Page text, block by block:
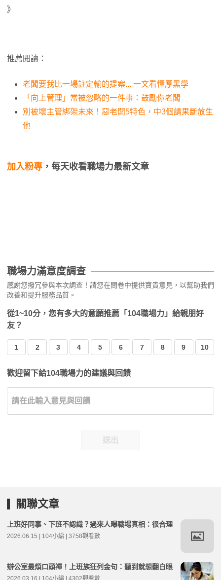
》
推薦閱讀：
老闆要我比一場註定輸的提案... 一文看懂厚黑學
「向上管理」常被忽略的一件事：鼓勵你老闆
別被壞主管綁架未來！惡老闆5特色，中3個請果斷放生
他
加入粉專 ，每天收看職場力最新文章
職場力滿意度調查
感謝您撥冗參與本次調查！請您在問卷中提供寶貴意見，以幫助我們
改善和提升服務品質。
從1~10分，您有多大的意願推薦「104職場力」給親朋好
友？
1 2 3 4 5 6 7 8 9 10
歡迎留下給104職場力的建議與回饋
送出
關聯文章
上班好同事、下班不認識？過來人曝職場真相：很合理
2026.06.15 | 104小編 | 3758觀看數
辦公室最煩口頭禪！上班族狂列金句：聽到就想翻白眼
2026.03.16 | 104小編 | 4302觀看數